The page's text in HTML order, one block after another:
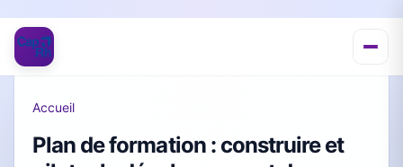
Accueil
Plan de formation : construire et